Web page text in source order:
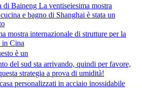
di Baineng La ventiseiesima mostra
e bagno di Shanghai è stata un
mostra internazionale di strutture per la
in Cina
è un
del sud sta arrivando, quindi per favore,
strategia a prova di umidità!
personalizzati in acciaio inossidabile